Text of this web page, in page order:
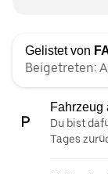
Gelistet von
Beigetreten:
Fahrzeug
Du bist
Tages